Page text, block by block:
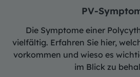
PV-
Die Symptome einer
vielfältig. Erfahren Sie hier,
vorkommen und wieso es
im Blick zu